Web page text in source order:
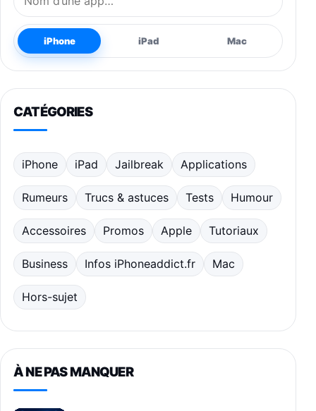
iPhone iPad Mac
CATÉGORIES
iPhone iPad Jailbreak Applications
Rumeurs Trucs & astuces Tests Humour
Accessoires Promos Apple Tutoriaux
Business Infos iPhoneaddict.fr Mac
Hors-sujet
À NE PAS MANQUER